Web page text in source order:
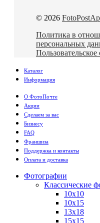
© 2026
Политика в
персональных
Каталог
Информация
О ФотоПочте
Акции
Сделаем за вас
Бизнесу
FAQ
Франшиза
Поддержка и контакты
Оплата и доставка
Фотографии
Классические
10х10
10х15
13х18
15х15